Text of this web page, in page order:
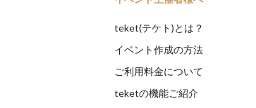
teket(テケト)とは？
イベント作成の方法
ご利用料金について
teketの機能ご紹介